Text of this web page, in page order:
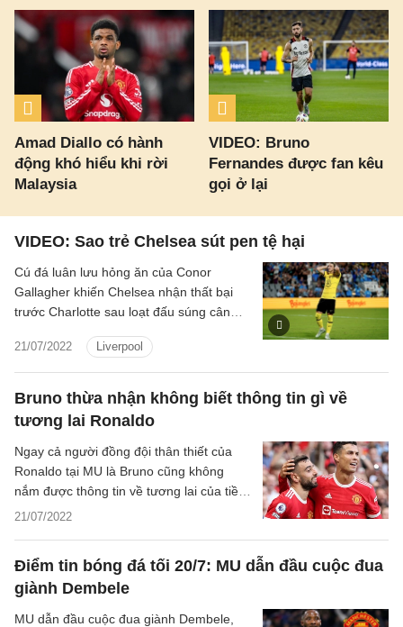
Amad Diallo có hành
động khó hiểu khi rời
Malaysia
VIDEO: Bruno
Fernandes được fan kêu
gọi ở lại
VIDEO: Sao trẻ Chelsea sút pen tệ hại
21/07/2022 Liverpool
Cú đá luân lưu hỏng ăn của Conor
Gallagher khiến Chelsea nhận thất bại
trước Charlotte sau loạt đấu súng cân
giải mới.
Bruno thừa nhận không biết thông tin gì về
tương lai Ronaldo
21/07/2022
Ngay cả người đồng đội thân thiết của
Ronaldo tại MU là Bruno cũng không
nắm được thông tin về tương lai của tiền
đạo người Bồ.
Điểm tin bóng đá tối 20/7: MU dẫn đầu cuộc đua
giành Dembele
MU dẫn đầu cuộc đua giành Dembele,